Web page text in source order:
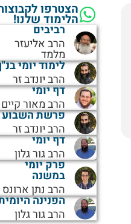
הצטרפו
הלימוד שלנו!
רביבים
הרב אליעזר
מלמד
לימוד יומי
הרב יונדב זר
דף יומי
הרב מאור קיים
פרשת השבוע
הרב יונדב זר
דף יומי
הרב גור גלון
פרק יומי
במשנה
הרב נתן ארונס
הפנינה
הרב גור גלון